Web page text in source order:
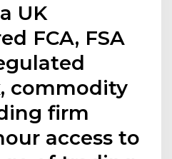
UK
FCA, FSA
commodity
firm
access to